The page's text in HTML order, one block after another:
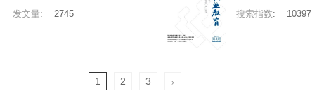
发文量: 2745
搜索指数: 10397
1 2 3 